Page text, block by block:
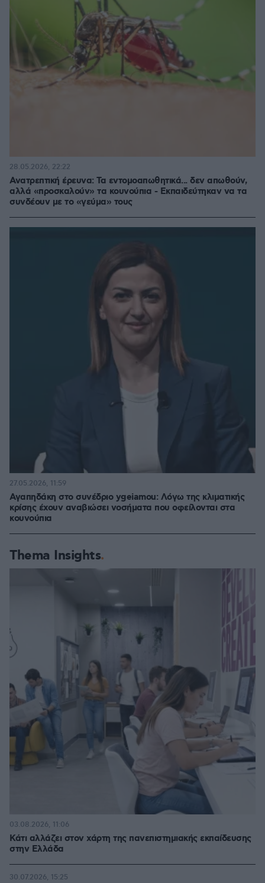
Ανατρεπτική έρευνα: Τα εντομοαπωθητικά... δεν απωθούν,
αλλά «προσκαλούν» τα κουνούπια - Εκπαιδεύτηκαν να τα
συνδέουν με το «γεύμα» τους
28.05.2026, 22:22
Αγαπηδάκη στο συνέδριο ygeiamou: Λόγω της κλιματικής
κρίσης έχουν αναβιώσει νοσήματα που οφείλονται στα
κουνούπια
27.05.2026, 11:59
Thema Insights
Κάτι αλλάζει στον χάρτη της πανεπιστημιακής εκπαίδευσης
στην Ελλάδα
03.08.2026, 11:06
30.07.2026, 15:25